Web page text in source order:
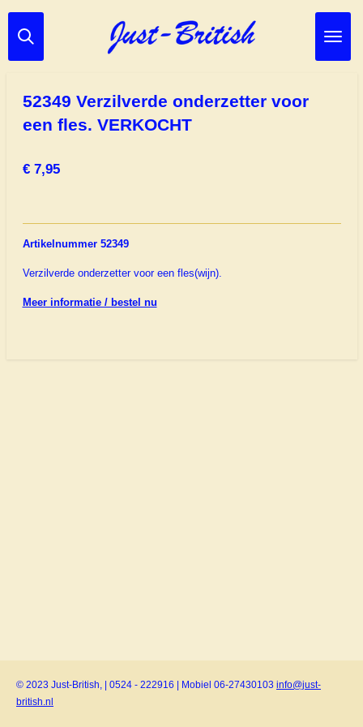
Ga
direct
52349 Verzilverde onderzetter voor
een fles. VERKOCHT
€ 7,95
Artikelnummer 52349
Verzilverde onderzetter voor een fles(wijn).
Meer informatie / bestel nu
© 2023 Just-British, | 0524 - 222916 | Mobiel 06-27430103 info@just-
british.nl